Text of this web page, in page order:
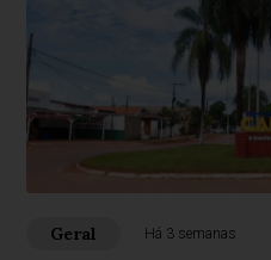
Geral Há 3 semanas